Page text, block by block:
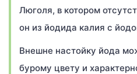
Люголя, в котором
он из йодида калия с
Внешне настойку йода
бурому цвету и